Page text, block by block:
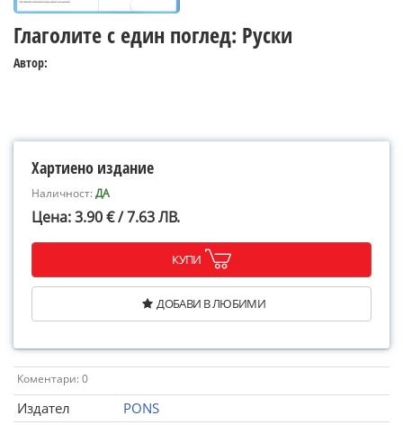
Глаголите с един поглед: Руски
Автор:
Хартиено издание
Наличност:ДА
Цена: 3.90 € / 7.63 ЛВ.
КУПИ
ДОБАВИ В ЛЮБИМИ
Коментари: 0
Издател
PONS